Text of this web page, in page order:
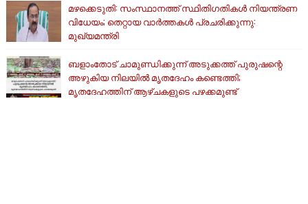
മഴക്കെടുതി: സംസ്ഥാനത്ത് സ്ഥിതിഗതികള്‍ നിയന്ത്രണ
വിധേയം; തെറ്റായ വാര്‍ത്തകള്‍ പ്രചരിക്കുന്നു:
മുഖ്യമന്ത്രി
ബളാംതോട് ചാമുണ്ഡിക്കുന്ന് അടുക്കത്ത് പുരുഷന്റെ
അഴുകിയ നിലയില്‍ മൃതദേഹം കണ്ടെത്തി;
മൃതദേഹത്തിന് ആഴ്ചകളുടെ പഴക്കമുണ്ട്